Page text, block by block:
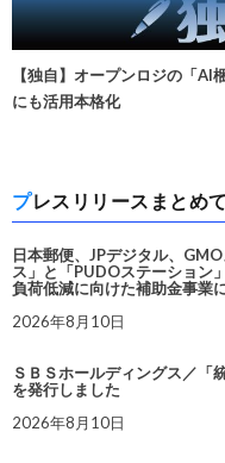
【独自】オープンロジの「
にも活用本格化
プレスリリースまとめ
日本郵便、JPデジタル、
ス」と「PUDOステーション
負荷低減に向けた補助金事業
2026年8月10日
ＳＢＳホールディングス／
を発行しました
2026年8月10日